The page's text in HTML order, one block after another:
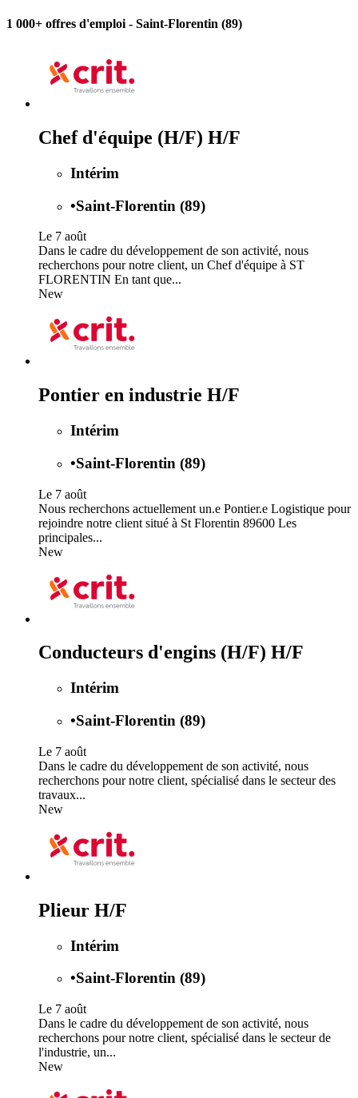
1 000+ offres d'emploi - Saint-Florentin (89)
Chef d'équipe (H/F) H/F
Intérim
•Saint-Florentin (89)
Le 7 août
Dans le cadre du développement de son activité, nous
recherchons pour notre client, un Chef d'équipe à ST
FLORENTIN En tant que...
New
Pontier en industrie H/F
Intérim
•Saint-Florentin (89)
Le 7 août
Nous recherchons actuellement un.e Pontier.e Logistique pour
rejoindre notre client situé à St Florentin 89600 Les
principales...
New
Conducteurs d'engins (H/F) H/F
Intérim
•Saint-Florentin (89)
Le 7 août
Dans le cadre du développement de son activité, nous
recherchons pour notre client, spécialisé dans le secteur des
travaux...
New
Plieur H/F
Intérim
•Saint-Florentin (89)
Le 7 août
Dans le cadre du développement de son activité, nous
recherchons pour notre client, spécialisé dans le secteur de
l'industrie, un...
New